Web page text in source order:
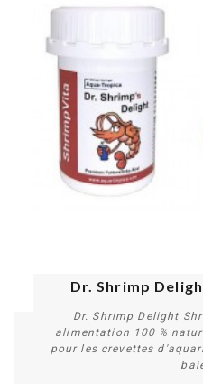
Dr. Shrimp
Dr. Shrimp Delight
alimentation 100 %
pour les crevettes